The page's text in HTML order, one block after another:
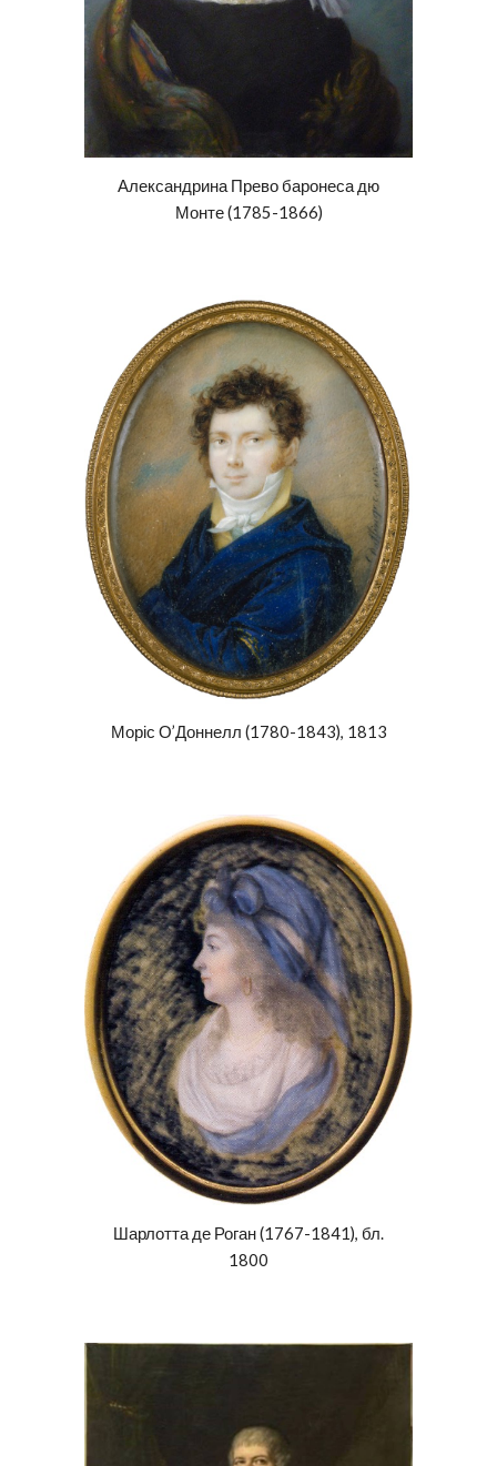
Александрина Прево баронеса дю
Монте (1785-1866)
Моріс О’Доннелл (1780-1843), 1813
Шарлотта де Роган(1767-1841), бл.
1800